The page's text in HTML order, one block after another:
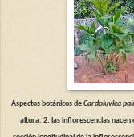
Aspectos botánicos deCardoluvica
altura. 2: las inflorescencias